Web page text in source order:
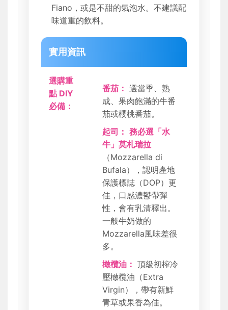
Fiano，或是不甜的氣泡水。不建議配
味道重的飲料。
實用資訊
選購重
點 DIY
必備：
番茄： 選當季、熟
成、果肉飽滿的牛番
茄或櫻桃番茄。
起司： 務必選「水
牛」莫札瑞拉
（Mozzarella di
Bufala），認明產地
保護標誌（DOP）更
佳，口感濃鬱帶彈
性，會有乳清釋出。
一般牛奶做的
Mozzarella風味差很
多。
橄欖油： 頂級初榨冷
壓橄欖油（Extra
Virgin），帶有新鮮
青草或果香為佳。